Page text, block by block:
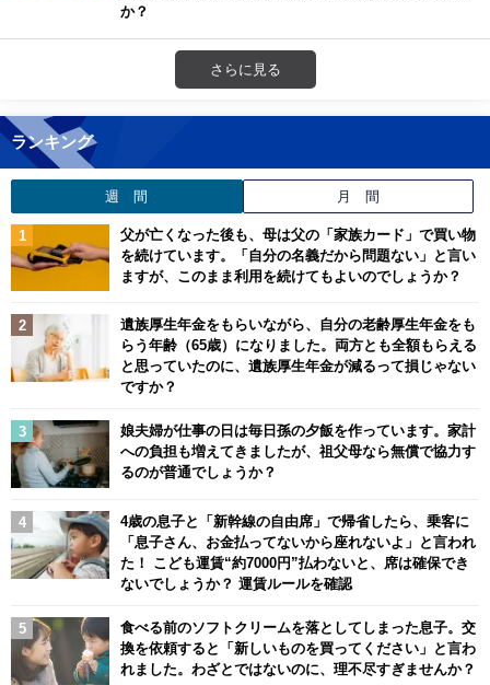
か？
さらに見る
ランキング
週 間 月 間
父が亡くなった後も、母は父の「家族カード」で買い物
を続けています。「自分の名義だから問題ない」と言い
ますが、このまま利用を続けてもよいのでしょうか？
遺族厚生年金をもらいながら、自分の老齢厚生年金をも
らう年齢（65歳）になりました。両方とも全額もらえる
と思っていたのに、遺族厚生年金が減るって損じゃない
ですか？
娘夫婦が仕事の日は毎日孫の夕飯を作っています。家計
への負担も増えてきましたが、祖父母なら無償で協力す
るのが普通でしょうか？
4歳の息子と「新幹線の自由席」で帰省したら、乗客に
「息子さん、お金払ってないから座れないよ」と言われ
た！ こども運賃“約7000円”払わないと、席は確保でき
ないでしょうか？ 運賃ルールを確認
食べる前のソフトクリームを落としてしまった息子。交
換を依頼すると「新しいものを買ってください」と言わ
れました。わざとではないのに、理不尽すぎませんか？